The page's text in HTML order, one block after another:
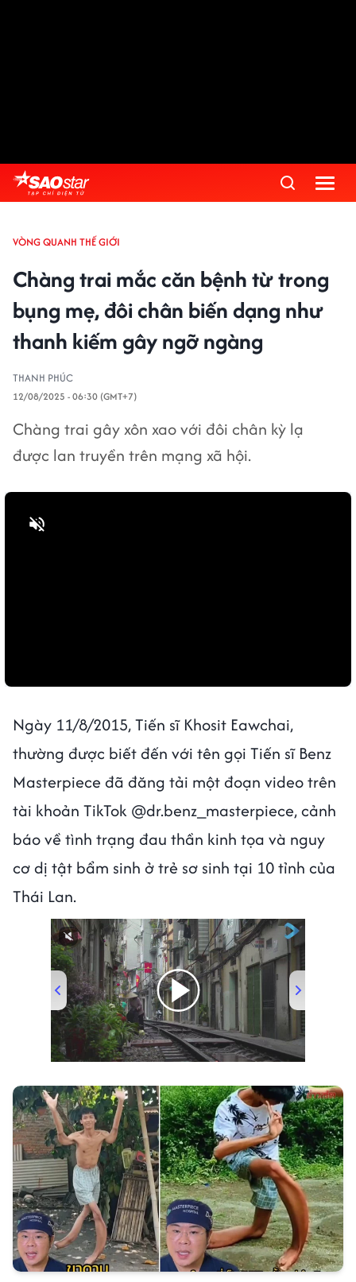
VÒNG QUANH THẾ GIỚI
Chàng trai mắc căn bệnh từ trong
bụng mẹ, đôi chân biến dạng như
thanh kiếm gây ngỡ ngàng
THANH PHÚC
12/08/2025 - 06:30 (GMT+7)
Chàng trai gây xôn xao với đôi chân kỳ lạ
được lan truyền trên mạng xã hội.
Ngày 11/8/2015, Tiến sĩ Khosit Eawchai,
thường được biết đến với tên gọi Tiến sĩ Benz
Masterpiece đã đăng tải một đoạn video trên
tài khoản TikTok @dr.benz_masterpiece, cảnh
báo về tình trạng đau thần kinh tọa và nguy
cơ dị tật bẩm sinh ở trẻ sơ sinh tại 10 tỉnh của
Thái Lan.
00:00/01:05